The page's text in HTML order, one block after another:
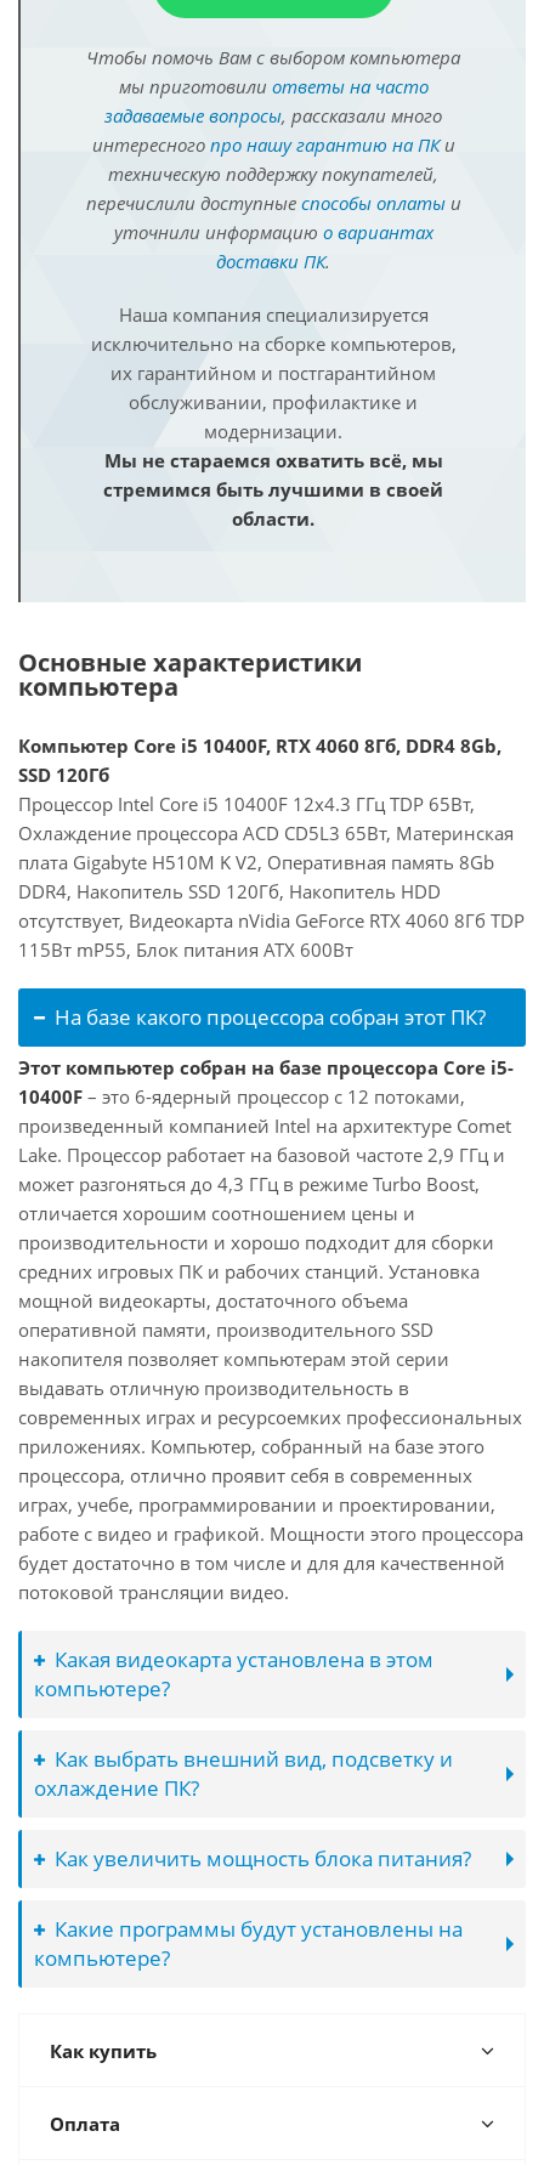
Чтобы помочь Вам с выбором компьютера
мы приготовили ответы на часто
задаваемые вопросы, рассказали много
интересного про нашу гарантию на ПКи
техническую поддержку покупателей,
перечислили доступные способы оплатыи
уточнили информацию о вариантах
доставки ПК.
Наша компания специализируется
исключительно на сборке компьютеров,
их гарантийном и постгарантийном
обслуживании, профилактике и
модернизации.
Мы не стараемся охватить всё, мы
стремимся быть лучшими в своей
области.
Основные характеристики
компьютера
Компьютер Core i5 10400F, RTX 4060 8Гб, DDR4 8Gb,
SSD 120Гб
Процессор Intel Core i5 10400F 12x4.3 ГГц TDP 65Вт,
Охлаждение процессора ACD CD5L3 65Вт, Материнская
плата Gigabyte H510M K V2, Оперативная память 8Gb
DDR4, Накопитель SSD 120Гб, Накопитель HDD
отсутствует, Видеокарта nVidia GeForce RTX 4060 8Гб TDP
115Вт mP55, Блок питания ATX 600Вт
На базе какого процессора собран этот ПК?
Этот компьютер собран на базе процессора Core i5-
10400F – это 6-ядерный процессор с 12 потоками,
произведенный компанией Intel на архитектуре Comet
Lake. Процессор работает на базовой частоте 2,9 ГГц и
может разгоняться до 4,3 ГГц в режиме Turbo Boost,
отличается хорошим соотношением цены и
производительности и хорошо подходит для сборки
средних игровых ПК и рабочих станций. Установка
мощной видеокарты, достаточного объема
оперативной памяти, производительного SSD
накопителя позволяет компьютерам этой серии
выдавать отличную производительность в
современных играх и ресурсоемких профессиональных
приложениях. Компьютер, собранный на базе этого
процессора, отлично проявит себя в современных
играх, учебе, программировании и проектировании,
работе с видео и графикой. Мощности этого процессора
будет достаточно в том числе и для для качественной
потоковой трансляции видео.
Какая видеокарта установлена в этом
компьютере?
Как выбрать внешний вид, подсветку и
охлаждение ПК?
Как увеличить мощность блока питания?
Какие программы будут установлены на
компьютере?
Как купить
Оплата